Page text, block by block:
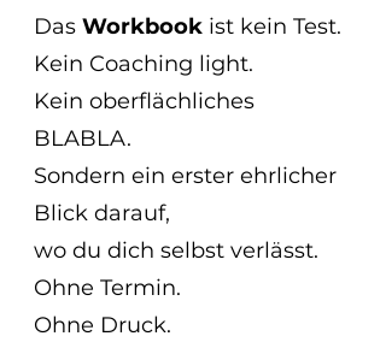
Das Workbook ist kein Test.
Kein Coaching light.
Kein oberflächliches
BLABLA.
Sondern ein erster ehrlicher
Blick darauf,
wo du dich selbst verlässt.
Ohne Termin.
Ohne Druck.